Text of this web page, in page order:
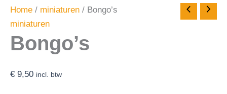
Home / miniaturen / Bongo’s
miniaturen
Bongo’s
€ 9,50 incl. btw